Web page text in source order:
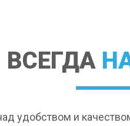
ВСЕГДА
удобством и